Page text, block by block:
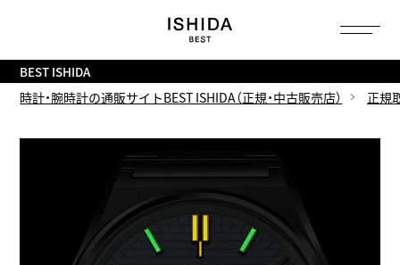
BEST ISHIDA
時計・腕時計の通販サイトBEST ISHIDA（正規・中古販売店）
正規
へ